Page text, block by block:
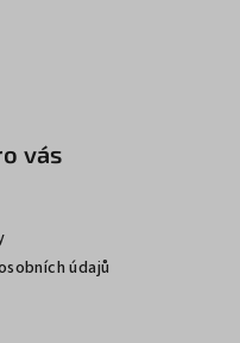
vás
údajů